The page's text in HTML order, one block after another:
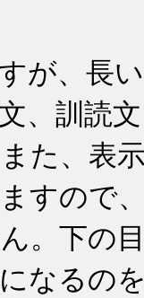
が、長
、訓読
た、表
すので
。下の
なるの